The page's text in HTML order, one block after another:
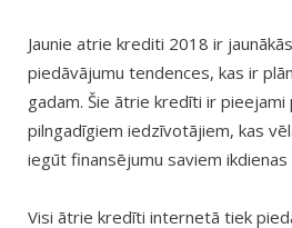
Jaunie atrie krediti 2018 ir
piedāvājumu tendences, kas ir
gadam. Šie ātrie kredīti ir pieejami
pilngadīgiem iedzīvotājiem, kas
iegūt finansējumu saviem
Visi ātrie kredīti internetā tiek